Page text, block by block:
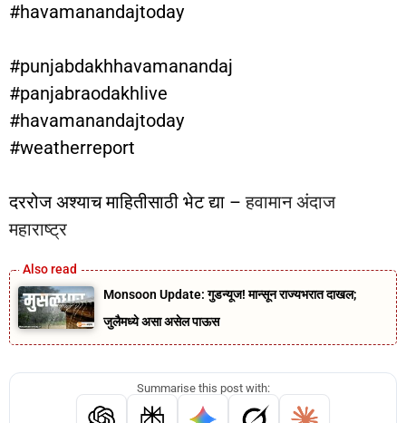
#havamanandajtoday
#punjabdakhhavamanandaj
#panjabraodakhlive
#havamanandajtoday
#weatherreport
दररोज अश्याच माहितीसाठी भेट द्या –हवामान अंदाज
महाराष्ट्र
Monsoon Update: गुडन्यूज! मान्सून राज्यभरात दाखल;
जुलैमध्ये असा असेल पाऊस
Summarise this post with: